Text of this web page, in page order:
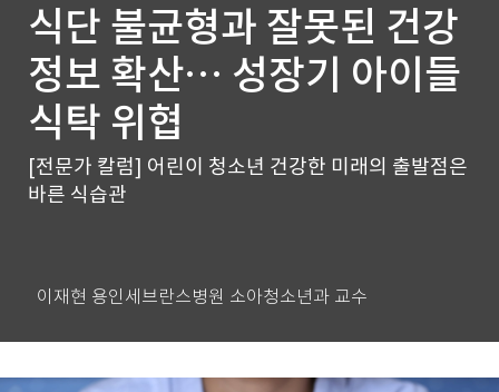
식단 불균형과 잘못된 건강
정보 확산… 성장기 아이들
식탁 위협
[전문가 칼럼] 어린이 청소년 건강한 미래의 출발점은
바른 식습관
이재현 용인세브란스병원 소아청소년과 교수